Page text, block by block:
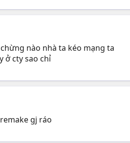
nào nhà ta kéo mạng ta
ở cty sao chỉ
gj ráo